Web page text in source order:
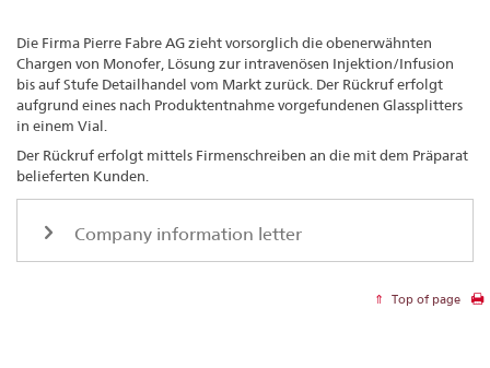
Die Firma Pierre Fabre AG zieht vorsorglich die obenerwähnten
Chargen von Monofer, Lösung zur intravenösen Injektion/Infusion
bis auf Stufe Detailhandel vom Markt zurück. Der Rückruf erfolgt
aufgrund eines nach Produktentnahme vorgefundenen Glassplitters
in einem Vial.
Der Rückruf erfolgt mittels Firmenschreiben an die mit dem Präparat
belieferten Kunden.
Company information letter
Top of page